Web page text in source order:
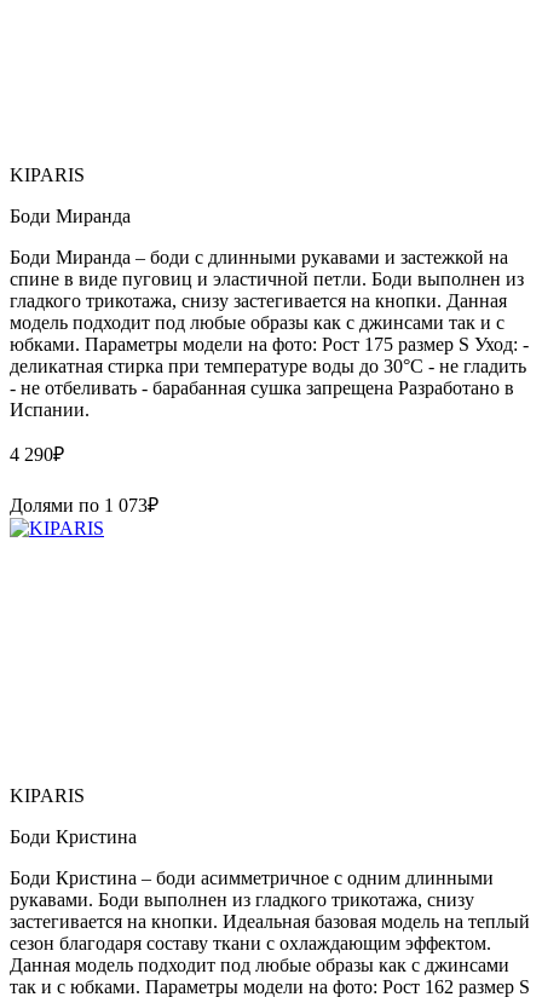
KIPARIS
Боди Миранда
Боди Миранда – боди с длинными рукавами и застежкой на
спине в виде пуговиц и эластичной петли. Боди выполнен из
гладкого трикотажа, снизу застегивается на кнопки. Данная
модель подходит под любые образы как с джинсами так и с
юбками. Параметры модели на фото: Рост 175 размер S Уход: -
деликатная стирка при температуре воды до 30°C - не гладить
- не отбеливать - барабанная сушка запрещена Paзpaботaно в
Иcпaнии.
4 290₽
Долями по 1 073₽
KIPARIS
Боди Кристина
Боди Кристина – боди асимметричное с одним длинными
рукавами. Боди выполнен из гладкого трикотажа, снизу
застегивается на кнопки. Идеальная базовая модель на теплый
сезон благодаря составу ткани с охлаждающим эффектом.
Данная модель подходит под любые образы как с джинсами
так и с юбками. Параметры модели на фото: Рост 162 размер S